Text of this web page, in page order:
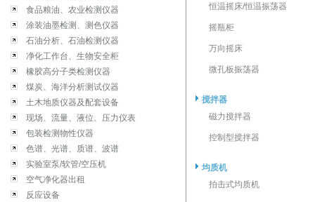
食品粮油、农业检测仪器
涂装油墨检测、测色仪器
石油分析、石油检测仪器
净化工作台、生物安全柜
橡胶高分子类检测仪器
煤炭、海洋分析测试仪器
土木地质仪器及配套设备
现场、流量、液位、压力仪表
包装检测物性仪器
色谱、光谱、质谱、波谱
实验室泵/软管/空压机
空气净化器出租
反应设备
恒温摇床/恒温振荡器
摇瓶柜
万向摇床
微孔板振荡器
搅拌器
磁力搅拌器
控制型搅拌器
均质机
拍击式均质机